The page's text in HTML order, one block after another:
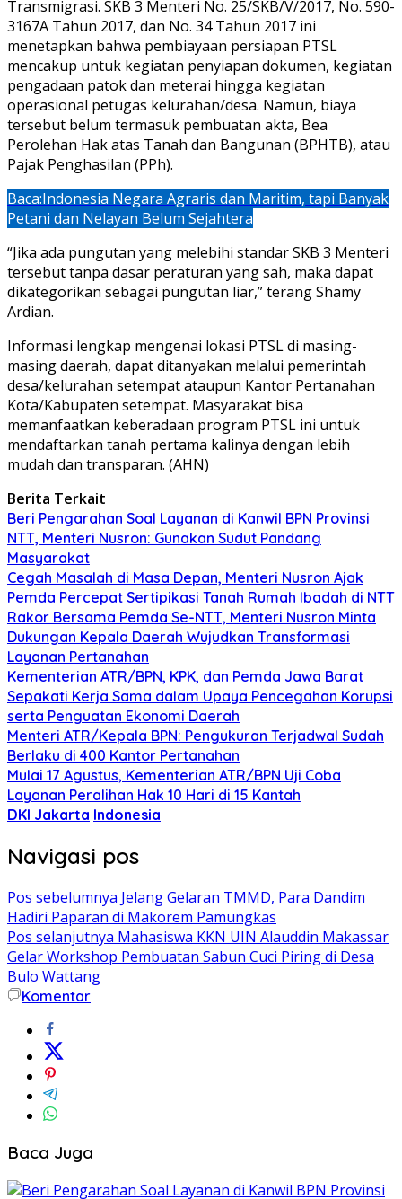
Transmigrasi. SKB 3 Menteri No. 25/SKB/V/2017, No. 590-
3167A Tahun 2017, dan No. 34 Tahun 2017 ini
menetapkan bahwa pembiayaan persiapan PTSL
mencakup untuk kegiatan penyiapan dokumen, kegiatan
pengadaan patok dan meterai hingga kegiatan
operasional petugas kelurahan/desa. Namun, biaya
tersebut belum termasuk pembuatan akta, Bea
Perolehan Hak atas Tanah dan Bangunan (BPHTB), atau
Pajak Penghasilan (PPh).
Baca:Indonesia Negara Agraris dan Maritim, tapi Banyak
Petani dan Nelayan Belum Sejahtera
“Jika ada pungutan yang melebihi standar SKB 3 Menteri
tersebut tanpa dasar peraturan yang sah, maka dapat
dikategorikan sebagai pungutan liar,” terang Shamy
Ardian.
Informasi lengkap mengenai lokasi PTSL di masing-
masing daerah, dapat ditanyakan melalui pemerintah
desa/kelurahan setempat ataupun Kantor Pertanahan
Kota/Kabupaten setempat. Masyarakat bisa
memanfaatkan keberadaan program PTSL ini untuk
mendaftarkan tanah pertama kalinya dengan lebih
mudah dan transparan. (AHN)
Berita Terkait
Beri Pengarahan Soal Layanan di Kanwil BPN Provinsi
NTT, Menteri Nusron: Gunakan Sudut Pandang
Masyarakat
Cegah Masalah di Masa Depan, Menteri Nusron Ajak
Pemda Percepat Sertipikasi Tanah Rumah Ibadah di NTT
Rakor Bersama Pemda Se-NTT, Menteri Nusron Minta
Dukungan Kepala Daerah Wujudkan Transformasi
Layanan Pertanahan
Kementerian ATR/BPN, KPK, dan Pemda Jawa Barat
Sepakati Kerja Sama dalam Upaya Pencegahan Korupsi
serta Penguatan Ekonomi Daerah
Menteri ATR/Kepala BPN: Pengukuran Terjadwal Sudah
Berlaku di 400 Kantor Pertanahan
Mulai 17 Agustus, Kementerian ATR/BPN Uji Coba
Layanan Peralihan Hak 10 Hari di 15 Kantah
DKI Jakarta Indonesia
Navigasi pos
Pos sebelumnya Jelang Gelaran TMMD, Para Dandim
Hadiri Paparan di Makorem Pamungkas
Pos selanjutnya Mahasiswa KKN UIN Alauddin Makassar
Gelar Workshop Pembuatan Sabun Cuci Piring di Desa
Bulo Wattang
Komentar
Baca Juga